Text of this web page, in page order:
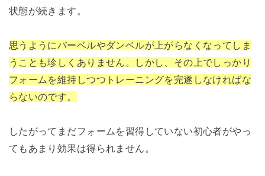
状態が続きます。
思うようにバーベルやダンベルが上がらなくなってしま
うことも珍しくありません。しかし、その上でしっかり
フォームを維持しつつトレーニングを完遂しなければな
らないのです。
したがってまだフォームを習得していない初心者がやっ
てもあまり効果は得られません。